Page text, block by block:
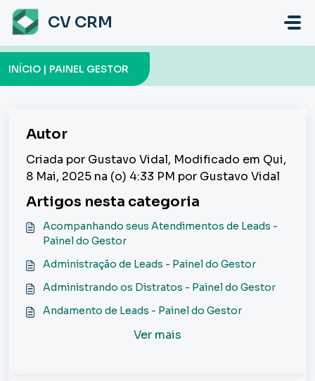
Ir para o conteúdo principal
CV CRM
INÍCIO | PAINEL GESTOR
Autor
Criada por Gustavo Vidal, Modificado em Qui,
8 Mai, 2025 na (o) 4:33 PM por Gustavo Vidal
Artigos nesta categoria
Acompanhando seus Atendimentos de Leads -
Painel do Gestor
Administração de Leads - Painel do Gestor
Administrando os Distratos - Painel do Gestor
Andamento de Leads - Painel do Gestor
Ver mais